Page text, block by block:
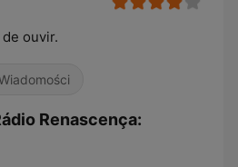
ouvir.
Renascença: